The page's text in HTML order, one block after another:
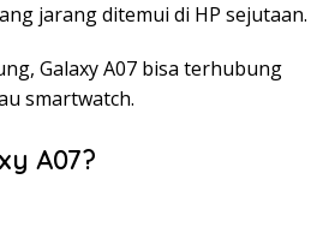
jarang ditemui di HP sejutaan.
Galaxy A07 bisa terhubung
smartwatch.
A07?